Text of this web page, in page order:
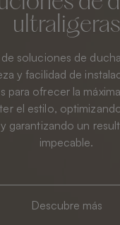
ultraligeras
de soluciones de
y facilidad de
para ofrecer la
el estilo,
garantizando un
impecable.
Descubre más